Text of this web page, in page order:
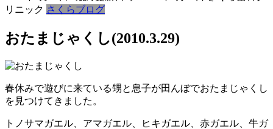
リニック さくらブログ
おたまじゃくし(2010.3.29)
春休みで遊びに来ている甥と息子が田んぼでおたまじゃくし
を見つけてきました。
トノサマガエル、アマガエル、ヒキガエル、赤ガエル、牛ガ